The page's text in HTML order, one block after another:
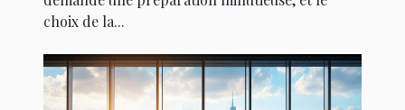
choix de la...